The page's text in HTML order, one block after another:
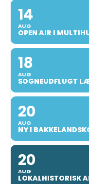
14
AUG
OPEN AIR I
18
AUG
SOGNEUDFLUGT
20
AUG
NY I
20
AUG
LOKALHISTORISK